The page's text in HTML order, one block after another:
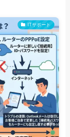
ITサポート